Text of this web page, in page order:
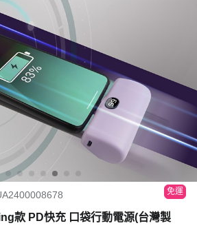
免運
款 PD快充 口袋行動電源(台灣製